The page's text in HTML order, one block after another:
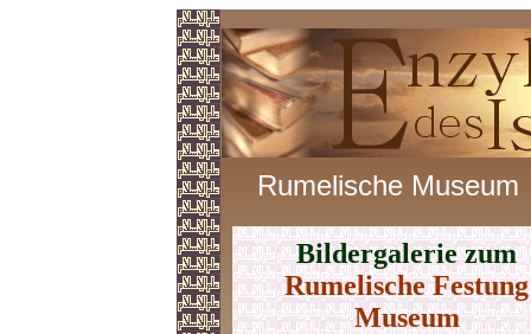
Rumelische Museum
Bildergalerie zum
Rumelische Festung
Museum